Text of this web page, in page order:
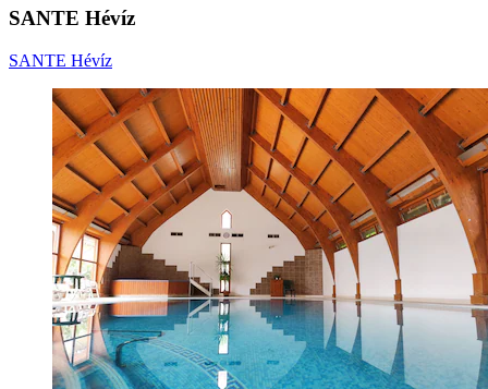
SANTE Hévíz
SANTE Hévíz